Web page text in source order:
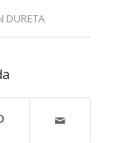
DURETA